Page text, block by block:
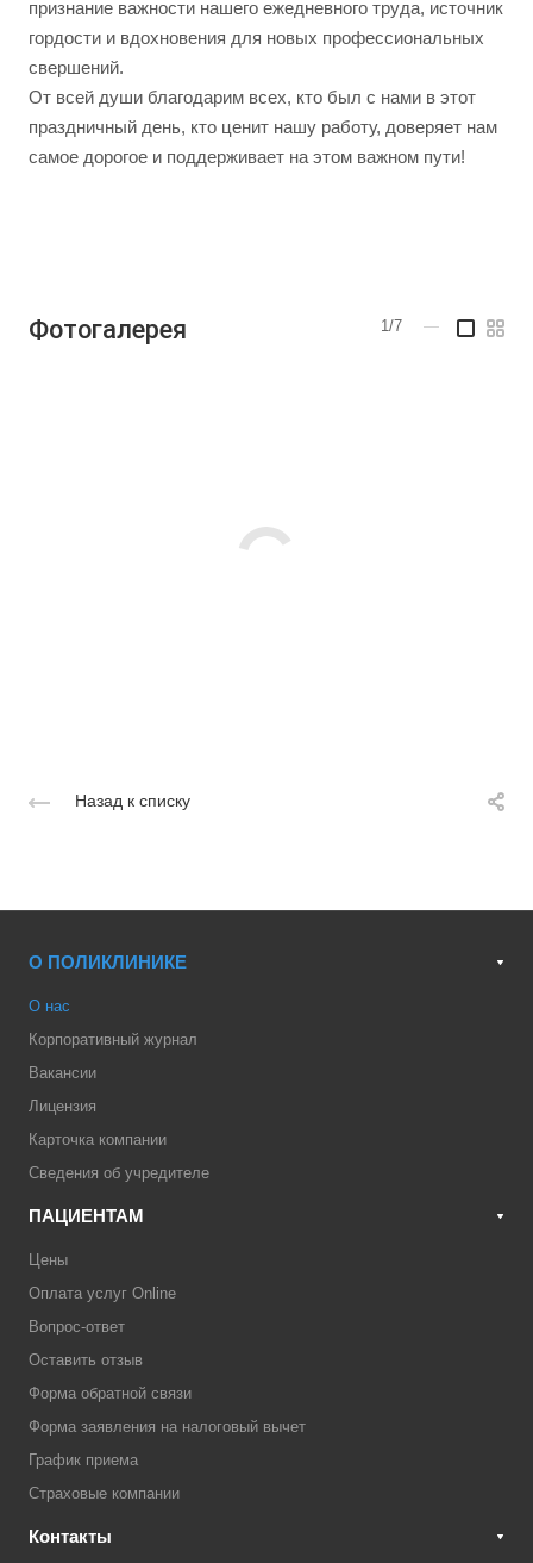
признание важности нашего ежедневного труда, источник
гордости и вдохновения для новых профессиональных
свершений.
От всей души благодарим всех, кто был с нами в этот
праздничный день, кто ценит нашу работу, доверяет нам
самое дорогое и поддерживает на этом важном пути!
Фотогалерея 1/7 —
Назад к списку
О ПОЛИКЛИНИКЕ
О нас
Корпоративный журнал
Вакансии
Лицензия
Карточка компании
Сведения об учредителе
ПАЦИЕНТАМ
Цены
Оплата услуг Online
Вопрос-ответ
Оставить отзыв
Форма обратной связи
Форма заявления на налоговый вычет
График приема
Страховые компании
Контакты